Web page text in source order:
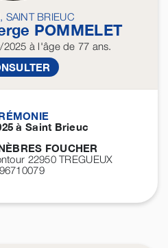
SAINT BRIEUC
POMMELET
à l'âge de 77 ans.
à Saint Brieuc
FOUCHER
22950TREGUEUX